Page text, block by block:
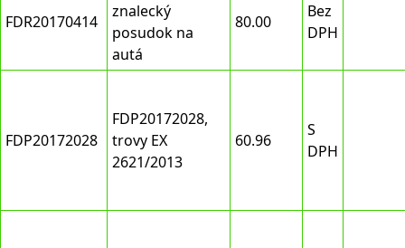
FDR20170414
znalecký
posudok na
autá
80.00
Bez
DPH
FDP20172028
FDP20172028,
trovy EX
2621/2013
60.96
S
DPH